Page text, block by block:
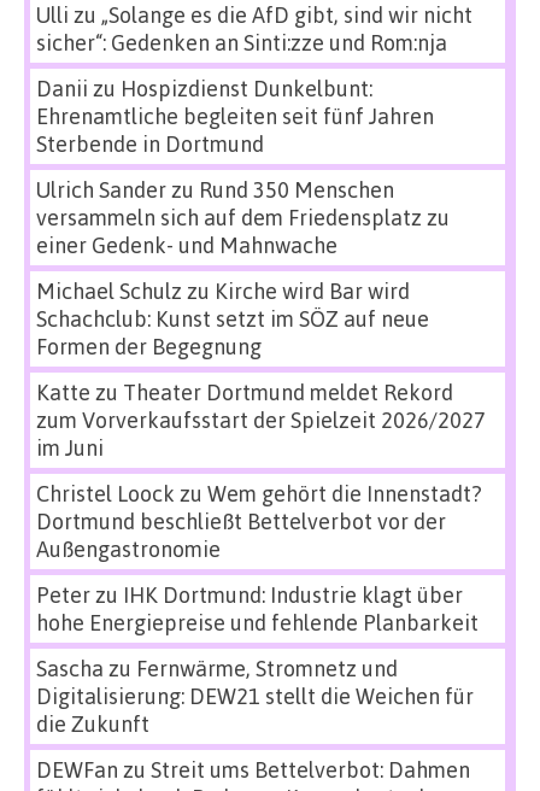
Ulli zu „Solange es die AfD gibt, sind wir nicht
sicher“: Gedenken an Sinti:zze und Rom:nja
Danii zu Hospizdienst Dunkelbunt:
Ehrenamtliche begleiten seit fünf Jahren
Sterbende in Dortmund
Ulrich Sanderzu Rund 350 Menschen
versammeln sich auf dem Friedensplatz zu
einer Gedenk- und Mahnwache
Michael Schulz zu Kirche wird Bar wird
Schachclub: Kunst setzt im SÖZ auf neue
Formen der Begegnung
Katte zu Theater Dortmund meldet Rekord
zum Vorverkaufsstart der Spielzeit 2026/2027
im Juni
Christel Loock zu Wem gehört die Innenstadt?
Dortmund beschließt Bettelverbot vor der
Außengastronomie
Peterzu IHK Dortmund: Industrie klagt über
hohe Energiepreise und fehlende Planbarkeit
Sascha zu Fernwärme, Stromnetz und
Digitalisierung: DEW21 stellt die Weichen für
die Zukunft
DEWFan zu Streit ums Bettelverbot: Dahmen